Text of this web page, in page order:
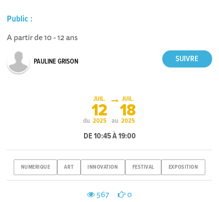
Public :
A partir de 10 - 12 ans
PAULINE GRISON
du
JUIL.
12
2025 au
JUIL.
18
2025
DE 10:45 À 19:00
NUMERIQUE ART INNOVATION FESTIVAL EXPOSITION
567 0